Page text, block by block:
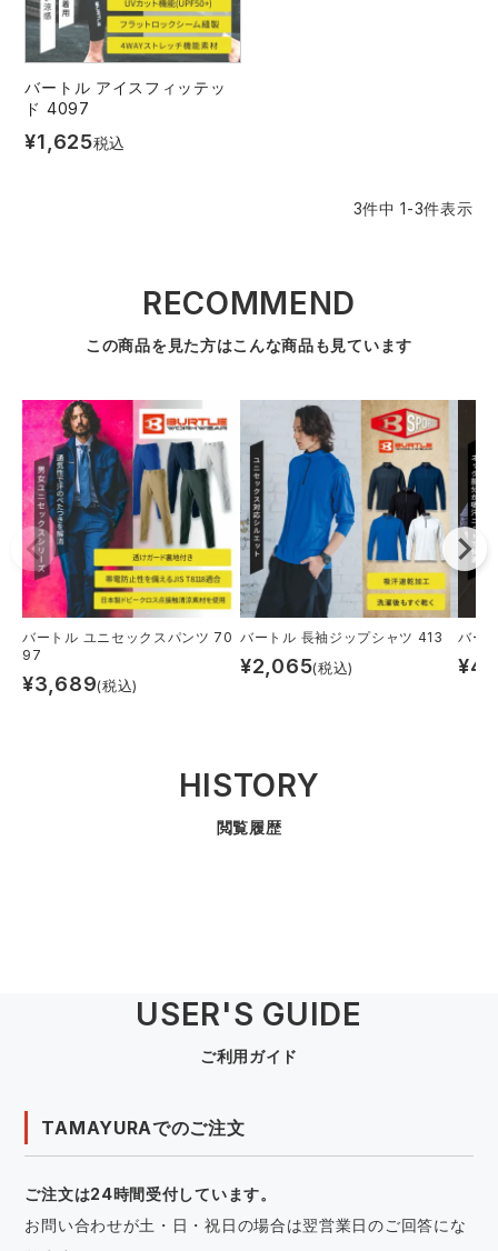
電熱ウェア・ヒートウェア
刺繍・プリント加工対象商品
ジーベック ランキング
ネーム刺繍・プリント加工対象商品
作業着
サーヴォ
アタックベース
中塚被服
藤井電工
福山ゴム工業 ビッグボーン商事株式会社
バートル アイスフィッテッ
ド 4097
¥1,625税込
3件中 1-3件表示
RECOMMEND
この商品を見た方はこんな商品も見ています
バートル ユニセックスパンツ 70
97
¥3,689(税込)
バートル 長袖ジップシャツ 413
¥2,065(税込)
バー
¥
HISTORY
閲覧履歴
USER'S GUIDE
ご利用ガイド
TAMAYURAでのご注文
ご注文は24時間受付しています。
お問い合わせが土・日・祝日の場合は翌営業日のご回答にな